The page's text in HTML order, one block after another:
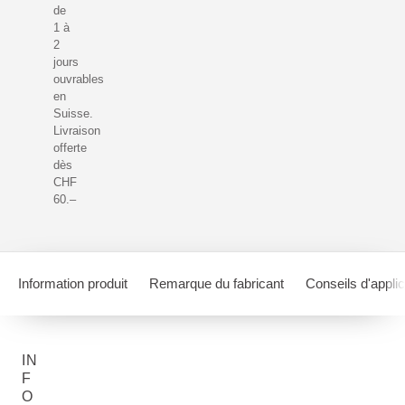
de
1 à
2
jours
ouvrables
en
Suisse.
Livraison
offerte
dès
CHF
60.–
Information produit Remarque du fabricant Conseils
IN
F
O